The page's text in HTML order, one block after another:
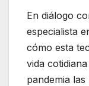
En diálogo
especialista
cómo esta
vida
pandemia